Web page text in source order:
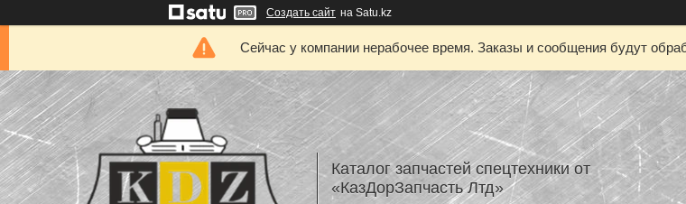
Создать сайт на Satu.kz
Сейчас у компании нерабочее время. Заказы и сообщения будут
Каталог запчастей спецтехники от
«КазДорЗапчасть Лтд»